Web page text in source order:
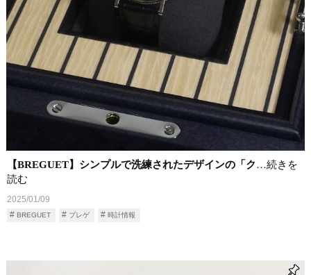
【BREGUET】シンプルで洗練されたデザインの「ク …続きを
読む
2025/01/09
BREGUET ブレゲ 時計情報